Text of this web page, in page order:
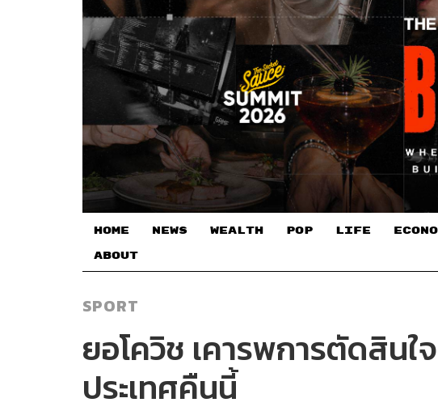
HOME NEWS WEALTH POP LIFE
ABOUT
SPORT
ยอโควิช เคารพการตัดสินใ
ประเทศคืนนี้